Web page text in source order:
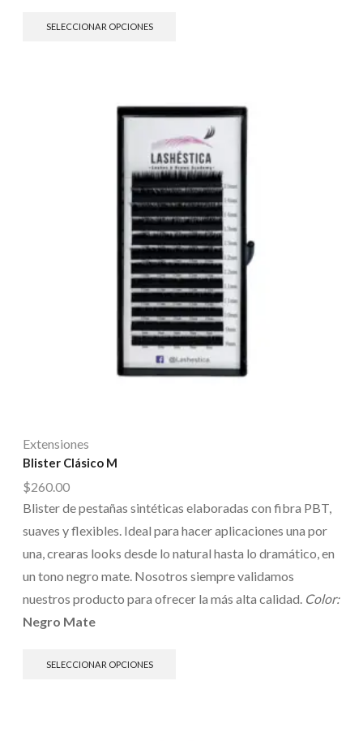
SELECCIONAR OPCIONES
Extensiones
Blister Clásico M
$260.00
Blister de pestañas sintéticas elaboradas con fibra PBT,
suaves y flexibles. Ideal para hacer aplicaciones una por
una, crearas looks desde lo natural hasta lo dramático, en
un tono negro mate. Nosotros siempre validamos
nuestros producto para ofrecer la más alta calidad. Color:
Negro Mate
SELECCIONAR OPCIONES